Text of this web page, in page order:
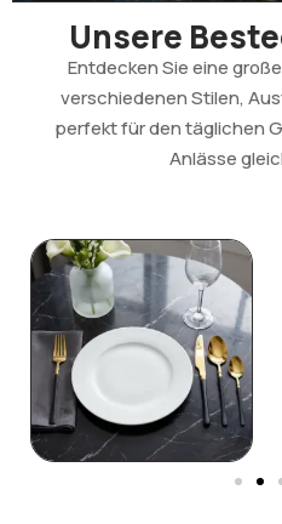
Unsere
Entdecken Sie eine
verschiedenen Stilen,
perfekt für den täglichen
Anlässe